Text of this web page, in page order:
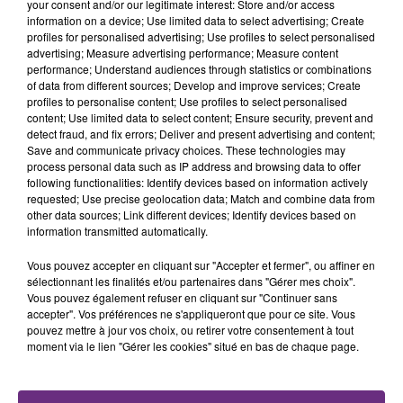
LA CENTRALE NUCLÉAIRE DE CHOOZ
TOUJOURS À L'ARRÊT
Cela fait déjà une semaine que la centrale
nucléaire ardennaise est à l'arrêt. Une situation
justifiée par la sécheresse intense qui est toujours
présente.
LE MAGASIN JOUÉCLUB DE REIMS FERME
your consent and/or our legitimate interest: Store and/or access
information on a device; Use limited data to select advertising; Create
profiles for personalised advertising; Use profiles to select personalised
advertising; Measure advertising performance; Measure content
performance; Understand audiences through statistics or combinations
of data from different sources; Develop and improve services; Create
profiles to personalise content; Use profiles to select personalised
content; Use limited data to select content; Ensure security, prevent and
detect fraud, and fix errors; Deliver and present advertising and content;
Save and communicate privacy choices. These technologies may
process personal data such as IP address and browsing data to offer
following functionalities: Identify devices based on information actively
requested; Use precise geolocation data; Match and combine data from
other data sources; Link different devices; Identify devices based on
information transmitted automatically.
Vous pouvez accepter en cliquant sur "Accepter et fermer", ou affiner en
sélectionnant les finalités et/ou partenaires dans "Gérer mes choix".
Vous pouvez également refuser en cliquant sur "Continuer sans
accepter". Vos préférences ne s'appliqueront que pour ce site. Vous
pouvez mettre à jour vos choix, ou retirer votre consentement à tout
moment via le lien "Gérer les cookies" situé en bas de chaque page.